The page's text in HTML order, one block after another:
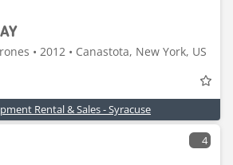
• 2012 • Canastota, New York, US
Rental & Sales - Syracuse
4